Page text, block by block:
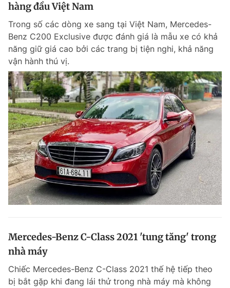
hàng đầu Việt Nam
Trong số các dòng xe sang tại Việt Nam, Mercedes-
Benz C200 Exclusive được đánh giá là mẫu xe có khả
năng giữ giá cao bởi các trang bị tiện nghi, khả năng
vận hành thú vị.
Mercedes-Benz C-Class 2021 'tung tăng' trong
nhà máy
Chiếc Mercedes-Benz C-Class 2021 thế hệ tiếp theo
bị bắt gặp khi đang lái thử trong nhà máy mà không